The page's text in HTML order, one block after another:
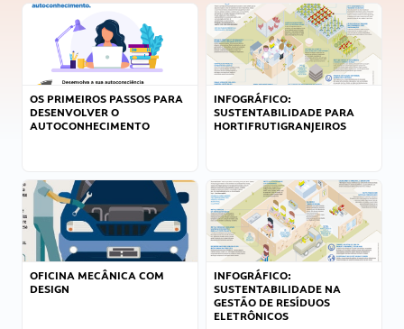
OS PRIMEIROS PASSOS PARA
DESENVOLVER O
AUTOCONHECIMENTO
INFOGRÁFICO:
SUSTENTABILIDADE PARA
HORTIFRUTIGRANJEIROS
OFICINA MECÂNICA COM
DESIGN
INFOGRÁFICO:
SUSTENTABILIDADE NA
GESTÃO DE RESÍDUOS
ELETRÔNICOS